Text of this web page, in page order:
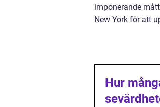
imponerande
New York för att
Hur